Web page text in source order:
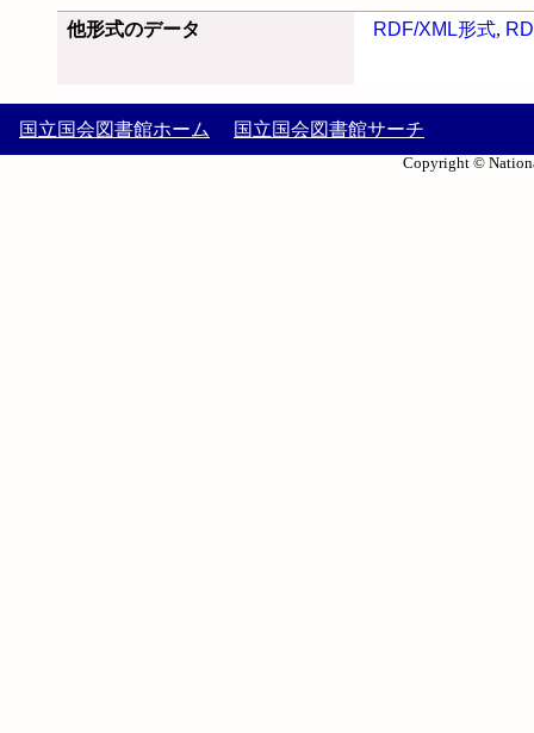
他形式のデータ RDF/XML形式,
国立国会図書館ホーム 国立国会図書館サーチ
Copyright ©